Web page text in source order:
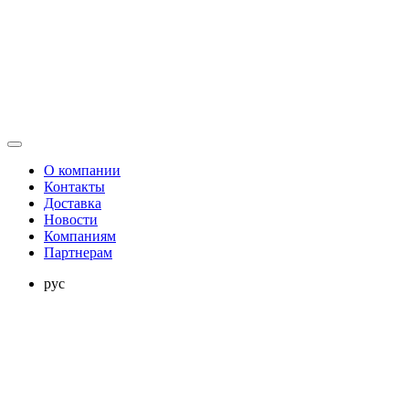
О компании
Контакты
Доставка
Новости
Компаниям
Партнерам
рус